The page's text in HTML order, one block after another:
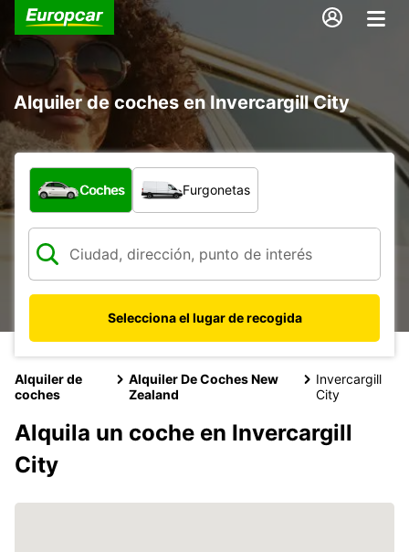
Alquiler de coches en Invercargill City
¿Qué tipo de vehículo?
Coches Furgonetas
Selecciona el lugar de recogida
Alquiler de
coches
Alquiler De Coches New
Zealand
Invercargill
City
Alquila un coche en Invercargill
City